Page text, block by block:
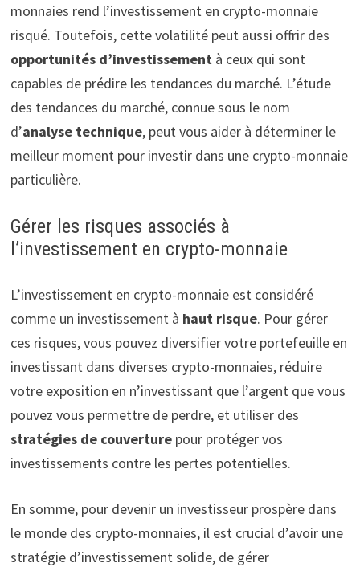
monnaies rend l’investissement en crypto-monnaie
risqué. Toutefois, cette volatilité peut aussi offrir des
opportunités d’investissementà ceux qui sont
capables de prédire les tendances du marché. L’étude
des tendances du marché, connue sous le nom
d’analyse technique, peut vous aider à déterminer le
meilleur moment pour investir dans une crypto-monnaie
particulière.
Gérer les risques associés à
l’investissement en crypto-monnaie
L’investissement en crypto-monnaie est considéré
comme un investissement à haut risque. Pour gérer
ces risques, vous pouvez diversifier votre portefeuille en
investissant dans diverses crypto-monnaies, réduire
votre exposition en n’investissant que l’argent que vous
pouvez vous permettre de perdre, et utiliser des
stratégies de couverturepour protéger vos
investissements contre les pertes potentielles.
En somme, pour devenir un investisseur prospère dans
le monde des crypto-monnaies, il est crucial d’avoir une
stratégie d’investissement solide, de gérer